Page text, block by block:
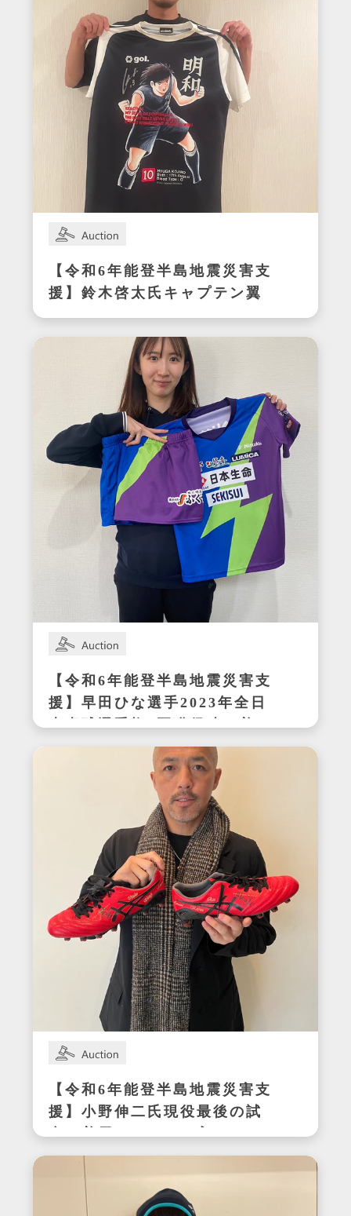
【令和6年能登半島地震災害支
援】鈴木啓太氏キャプテン翼
CUP かつしか2024エキシビ
ジョンマッチ着用サイン入り
明和ユニフォーム
【令和6年能登半島地震災害支
援】早田ひな選手2023年全日
本卓球選手権3冠獲得時の着用
サイン入りセットアップ
【令和6年能登半島地震災害支
援】小野伸二氏現役最後の試
合で着用したサイン入りスパ
イク